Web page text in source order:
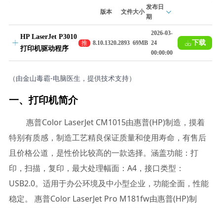
版本 文件大小
发布日
期
HP LaserJet P3010
打印机驱动程序
推
荐
8.10.1320.2893 69MB
2026-03-
24
00:00:00
下载
（由金山毒霸-电脑医生，提供技术支持）
一、打印机简介
惠普Color LaserJet CM1015由惠普(HP)制造，摸着
特别有质感，制造工艺精良保证质量和使用寿命，有售后
且价格公道，是性价比较高的一款选择。涵盖功能：打
印，扫描，复印，最大处理幅面：A4，接口类型：
USB2.0。适用于办公环境及中小型企业，功能全面，性能
稳定。 惠普Color LaserJet Pro M181fw由惠普(HP)制